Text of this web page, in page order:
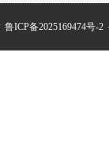
鲁ICP备2025169474号-2